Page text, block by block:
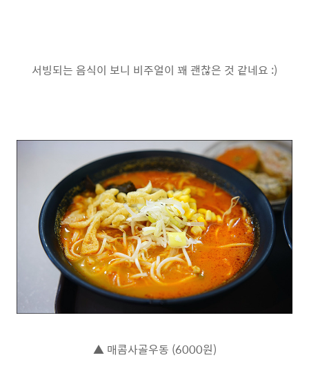
서빙되는 음식이 보니 비주얼이 꽤 괜찮은 것 같네요 :)
▲ 매콤사골우동 (6000원)